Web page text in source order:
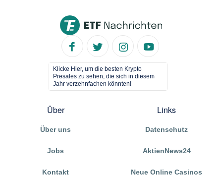
Klicke Hier, um die besten Krypto
Presales zu sehen, die sich in diesem
Jahr verzehnfachen könnten!
Über
Über uns
Jobs
Kontakt
Links
Datenschutz
AktienNews24
Neue Online Casinos